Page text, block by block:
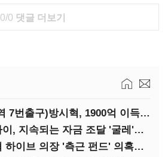
0/0 댓글 더보기
[IB토마토](합정역 7번출구)방시혁, 1900억 이득 논란…하이브 상장 진실은?
[IB토마토]유티아이, 지속되는 자금 조달 '굴레'…부채 리스크 고조
[IB토마토]방시혁 하이브 의장 '측근 펀드' 의혹…실상은 해외 투자 무산